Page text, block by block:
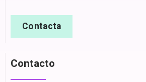
Contacta
Contacto